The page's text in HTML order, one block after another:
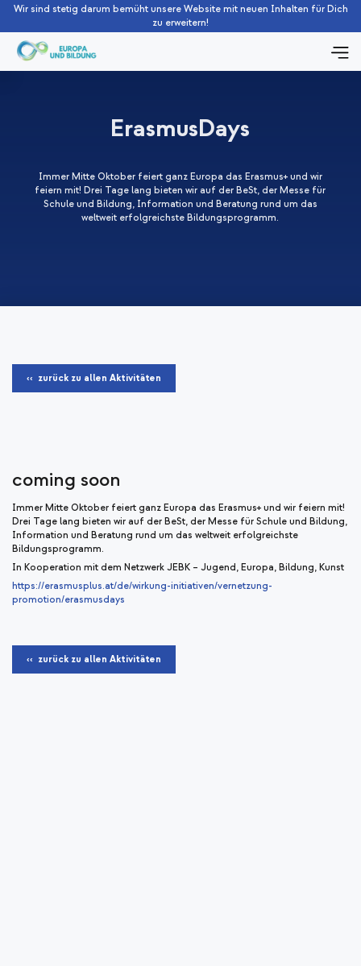
Wir sind stetig darum bemüht unsere Website mit neuen Inhalten für Dich
zu erweitern!
ErasmusDays
Immer Mitte Oktober feiert ganz Europa das Erasmus+ und wir
feiern mit! Drei Tage lang bieten wir auf der BeSt, der Messe für
Schule und Bildung, Information und Beratung rund um das
weltweit erfolgreichste Bildungsprogramm.
‹‹ zurück zu allen Aktivitäten
coming soon
Immer Mitte Oktober feiert ganz Europa das Erasmus+ und wir feiern mit!
Drei Tage lang bieten wir auf der BeSt, der Messe für Schule und Bildung,
Information und Beratung rund um das weltweit erfolgreichste
Bildungsprogramm.
In Kooperation mit dem Netzwerk JEBK – Jugend, Europa, Bildung, Kunst
https://erasmusplus.at/de/wirkung-initiativen/vernetzung-
promotion/erasmusdays
‹‹ zurück zu allen Aktivitäten